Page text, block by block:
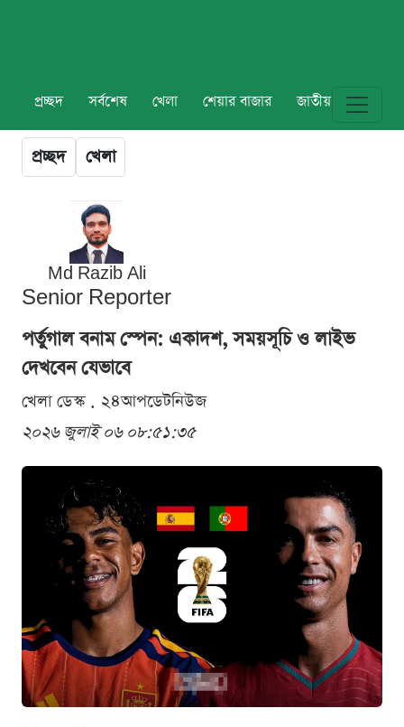
প্রচ্ছদ সর্বশেষ খেলা শেয়ার বাজার জাতীয় বিশ্ব
প্রচ্ছদ খেলা
Md Razib Ali
Senior Reporter
পর্তুগাল বনাম স্পেন: একাদশ, সময়সূচি ও লাইভ
দেখবেন যেভাবে
খেলা ডেস্ক . ২৪আপডেটনিউজ
২০২৬ জুলাই ০৬ ০৮:৫১:৩৫